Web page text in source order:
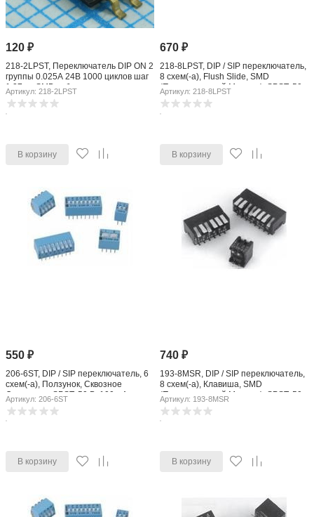
120₽
218-2LPST, Переключатель DIP ON 2
группы 0.025А 24В 1000 циклов шаг
1.27мм SMD туба
Артикул: 218-2LPST
В корзину
670 ₽
218-8LPST, DIP / SIP переключатель,
8 схем(-а), Flush Slide, SMD
(Поверхностный Монтаж), SPST, 50
В, 100 мА
Артикул: 218-8LPST
В корзину
550₽
206-6ST, DIP / SIP переключатель, 6
схем(-а), Ползунок, Сквозное
Отверстие, SPST, 50 В, 100 мА
Артикул: 206-6ST
В корзину
740 ₽
193-8MSR, DIP / SIP переключатель,
8 схем(-а), Клавиша, SMD
(Поверхностный Монтаж), SPST, 50
В, 100 мА
Артикул: 193-8MSR
В корзину